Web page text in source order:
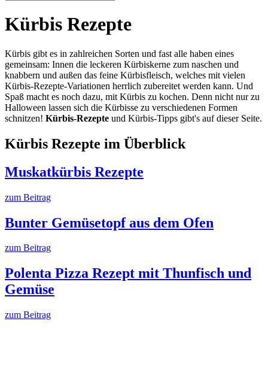
Kürbis Rezepte
Kürbis gibt es in zahlreichen Sorten und fast alle haben eines
gemeinsam: Innen die leckeren Kürbiskerne zum naschen und
knabbern und außen das feine Kürbisfleisch, welches mit vielen
Kürbis-Rezepte-Variationen herrlich zubereitet werden kann. Und
Spaß macht es noch dazu, mit Kürbis zu kochen. Denn nicht nur zu
Halloween lassen sich die Kürbisse zu verschiedenen Formen
schnitzen! Kürbis-Rezepte und Kürbis-Tipps gibt's auf dieser Seite.
Kürbis Rezepte im Überblick
Muskatkürbis Rezepte
zum Beitrag
Bunter Gemüsetopf aus dem Ofen
zum Beitrag
Polenta Pizza Rezept mit Thunfisch und
Gemüse
zum Beitrag